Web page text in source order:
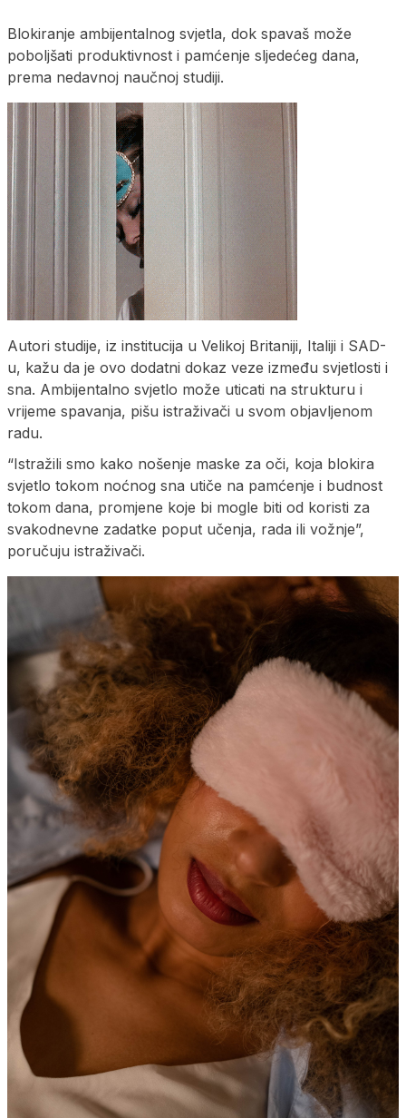
Blokiranje ambijentalnog svjetla, dok spavaš može
poboljšati produktivnost i pamćenje sljedećeg dana,
prema nedavnoj naučnoj studiji.
Autori studije, iz institucija u Velikoj Britaniji, Italiji i SAD-
u, kažu da je ovo dodatni dokaz veze između svjetlosti i
sna. Ambijentalno svjetlo može uticati na strukturu i
vrijeme spavanja, pišu istraživači u svom objavljenom
radu.
“Istražili smo kako nošenje maske za oči, koja blokira
svjetlo tokom noćnog sna utiče na pamćenje i budnost
tokom dana, promjene koje bi mogle biti od koristi za
svakodnevne zadatke poput učenja, rada ili vožnje”,
poručuju istraživači.